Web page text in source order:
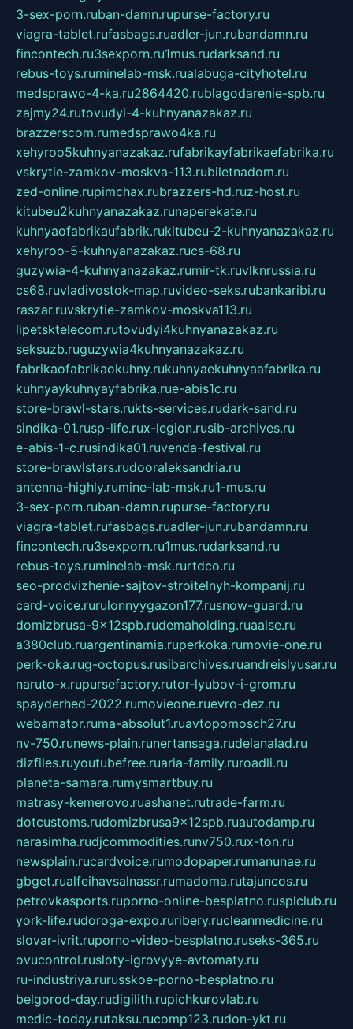
3-sex-porn.ruban-damn.rupurse-factory.ru
viagra-tablet.rufasbags.ruadler-jun.rubandamn.ru
fincontech.ru3sexporn.ru1mus.rudarksand.ru
rebus-toys.ruminelab-msk.rualabuga-cityhotel.ru
medsprawo-4-ka.ru2864420.rublagodarenie-spb.ru
zajmy24.rutovudyi-4-kuhnyanazakaz.ru
brazzerscom.rumedsprawo4ka.ru
xehyroo5kuhnyanazakaz.rufabrikayfabrikaefabrika.ru
vskrytie-zamkov-moskva-113.rubiletnadom.ru
zed-online.rupimchax.rubrazzers-hd.ruz-host.ru
kitubeu2kuhnyanazakaz.runaperekate.ru
kuhnyaofabrikaufabrik.rukitubeu-2-kuhnyanazakaz.ru
xehyroo-5-kuhnyanazakaz.rucs-68.ru
guzywia-4-kuhnyanazakaz.rumir-tk.ruvlknrussia.ru
cs68.ruvladivostok-map.ruvideo-seks.rubankaribi.ru
raszar.ruvskrytie-zamkov-moskva113.ru
lipetsktelecom.rutovudyi4kuhnyanazakaz.ru
seksuzb.ruguzywia4kuhnyanazakaz.ru
fabrikaofabrikaokuhny.rukuhnyaekuhnyaafabrika.ru
kuhnyaykuhnyayfabrika.rue-abis1c.ru
store-brawl-stars.rukts-services.rudark-sand.ru
sindika-01.rusp-life.rux-legion.rusib-archives.ru
e-abis-1-c.rusindika01.ruvenda-festival.ru
store-brawlstars.rudooraleksandria.ru
antenna-highly.rumine-lab-msk.ru1-mus.ru
3-sex-porn.ruban-damn.rupurse-factory.ru
viagra-tablet.rufasbags.ruadler-jun.rubandamn.ru
fincontech.ru3sexporn.ru1mus.rudarksand.ru
rebus-toys.ruminelab-msk.rurtdco.ru
seo-prodvizhenie-sajtov-stroitelnyh-kompanij.ru
card-voice.rurulonnyygazon177.rusnow-guard.ru
domizbrusa-9x12spb.rudemaholding.ruaalse.ru
a380club.ruargentinamia.ruperkoka.rumovie-one.ru
perk-oka.rug-octopus.rusibarchives.ruandreislyusar.ru
naruto-x.rupursefactory.rutor-lyubov-i-grom.ru
spayderhed-2022.rumovieone.ruevro-dez.ru
webamator.ruma-absolut1.ruavtopomosch27.ru
nv-750.runews-plain.runertansaga.rudelanalad.ru
dizfiles.ruyoutubefree.ruaria-family.ruroadli.ru
planeta-samara.rumysmartbuy.ru
matrasy-kemerovo.ruashanet.rutrade-farm.ru
dotcustoms.rudomizbrusa9x12spb.ruautodamp.ru
narasimha.rudjcommodities.runv750.rux-ton.ru
newsplain.rucardvoice.rumodopaper.rumanunae.ru
gbget.rualfeihavsalnassr.rumadoma.rutajuncos.ru
petrovkasports.ruporno-online-besplatno.rusplclub.ru
york-life.rudoroga-expo.ruribery.rucleanmedicine.ru
slovar-ivrit.ruporno-video-besplatno.ruseks-365.ru
ovucontrol.rusloty-igrovyye-avtomaty.ru
ru-industriya.rurusskoe-porno-besplatno.ru
belgorod-day.rudigilith.rupichkurovlab.ru
medic-today.rutaksu.rucomp123.rudon-ykt.ru